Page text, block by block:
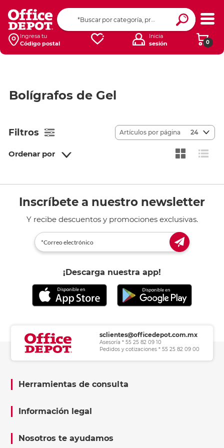
Ingresa tu
Código postal
0
Inicia
sesión
Bolígrafos de Gel
Filtros
Ordenar por
Artículos por página 24
Inscríbete a nuestro newsletter
Y recibe descuentos y promociones exclusivas.
¡Descarga nuestra app!
sclientes@officedepot.com.mx
Asesoría * 55 25 82 09 10
Pedidos y cotizaciones * 55 25 82 09 00
Herramientas de consulta
Información legal
Nosotros te ayudamos